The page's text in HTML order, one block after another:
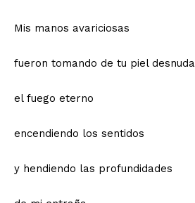
Mis manos avariciosas
fueron tomando de tu piel desnuda
el fuego eterno
encendiendo los sentidos
y hendiendo las profundidades